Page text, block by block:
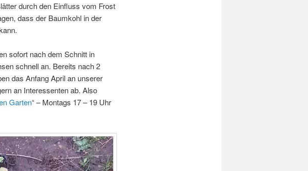
durch den Einfluss vom Frost
dass der Baumkohl in der
sofort nach dem Schnitt in
schnell an. Bereits nach 2
das Anfang April an unserer
an Interessenten ab. Also
Garten“ – Montags 17 – 19 Uhr